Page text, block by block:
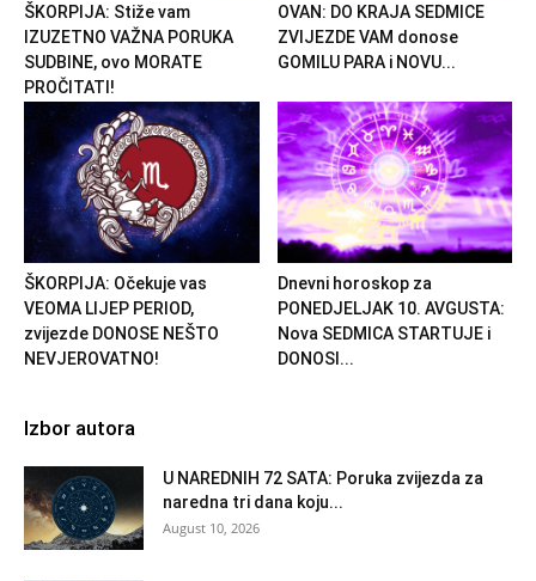
ŠKORPIJA: Stiže vam
IZUZETNO VAŽNA PORUKA
SUDBINE, ovo MORATE
PROČITATI!
OVAN: DO KRAJA SEDMICE
ZVIJEZDE VAM donose
GOMILU PARA i NOVU...
ŠKORPIJA: Očekuje vas
VEOMA LIJEP PERIOD,
zvijezde DONOSE NEŠTO
NEVJEROVATNO!
Dnevni horoskop za
PONEDJELJAK 10. AVGUSTA:
Nova SEDMICA STARTUJE i
DONOSI...
Izbor autora
U NAREDNIH 72 SATA: Poruka zvijezda za
naredna tri dana koju...
August 10, 2026